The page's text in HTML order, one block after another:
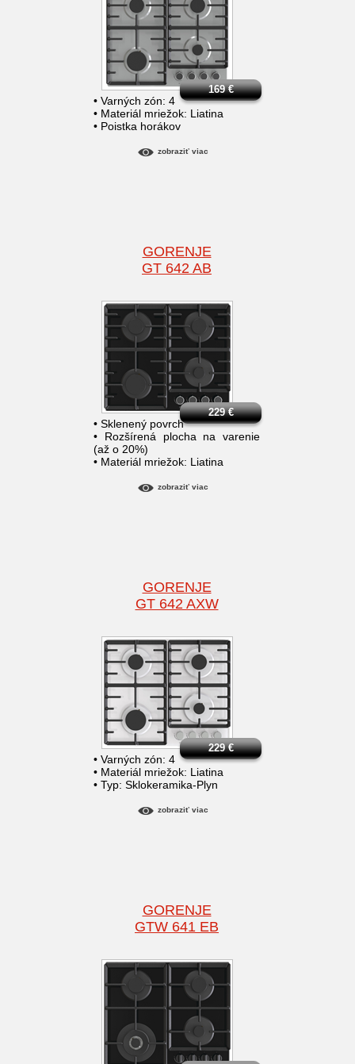
• Varných zón: 4
• Materiál mriežok: Liatina
• Poistka horákov
169€
zobraziť viac
GORENJE
GT 642 AB
• Sklenený povrch
• Rozšírená plocha na varenie
(až o 20%)
• Materiál mriežok: Liatina
229€
zobraziť viac
GORENJE
GT 642 AXW
• Varných zón: 4
• Materiál mriežok: Liatina
• Typ: Sklokeramika-Plyn
229€
zobraziť viac
GORENJE
GTW 641 EB